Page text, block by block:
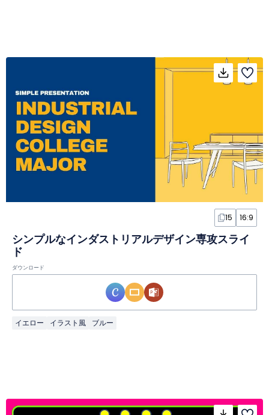
15 16:9
シンプルなインダストリアルデザイン専攻スライ
ド
ダウンロード
イエロー イラスト風 ブルー